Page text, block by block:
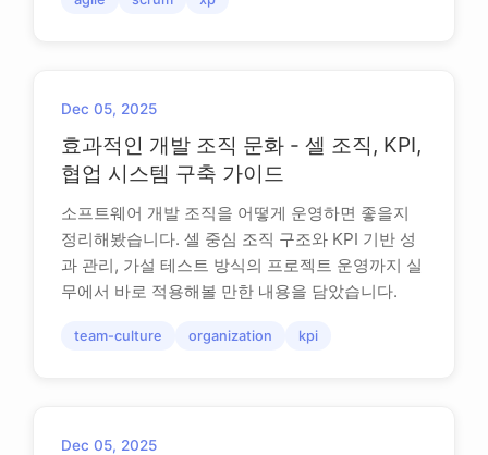
Dec 05, 2025
효과적인 개발 조직 문화 - 셀 조직, KPI,
협업 시스템 구축 가이드
소프트웨어 개발 조직을 어떻게 운영하면 좋을지
정리해봤습니다. 셀 중심 조직 구조와 KPI 기반 성
과 관리, 가설 테스트 방식의 프로젝트 운영까지 실
무에서 바로 적용해볼 만한 내용을 담았습니다.
team-culture organization kpi
Dec 05, 2025